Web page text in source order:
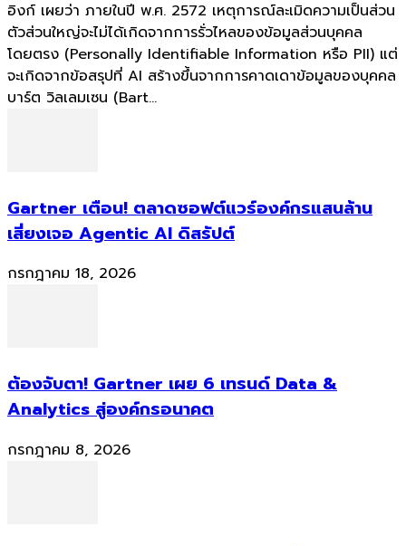
อิงก์ เผยว่า ภายในปี พ.ศ. 2572 เหตุการณ์ละเมิดความเป็นส่วน
ตัวส่วนใหญ่จะไม่ได้เกิดจากการรั่วไหลของข้อมูลส่วนบุคคล
โดยตรง (Personally Identifiable Information หรือ PII) แต่
จะเกิดจากข้อสรุปที่ AI สร้างขึ้นจากการคาดเดาข้อมูลของบุคคล
บาร์ต วิลเลมเซน (Bart...
Gartner เตือน! ตลาดซอฟต์แวร์องค์กรแสนล้าน
เสี่ยงเจอ Agentic AI ดิสรัปต์
กรกฎาคม 18, 2026
ต้องจับตา! Gartner เผย 6 เทรนด์ Data &
Analytics สู่องค์กรอนาคต
กรกฎาคม 8, 2026